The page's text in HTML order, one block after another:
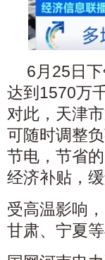
6月25日
达到1570万
对此，天津
可随时调整
节电，节省
经济补贴，
受高温影响
甘肃、宁夏